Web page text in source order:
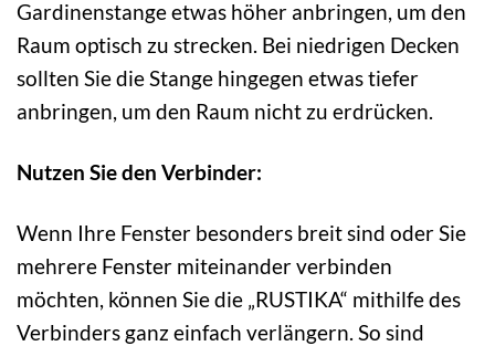
Gardinenstange etwas höher anbringen, um den
Raum optisch zu strecken. Bei niedrigen Decken
sollten Sie die Stange hingegen etwas tiefer
anbringen, um den Raum nicht zu erdrücken.
Nutzen Sie den Verbinder:
Wenn Ihre Fenster besonders breit sind oder Sie
mehrere Fenster miteinander verbinden
möchten, können Sie die „RUSTIKA“ mithilfe des
Verbinders ganz einfach verlängern. So sind